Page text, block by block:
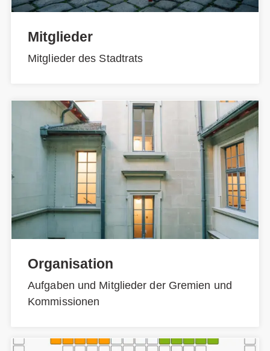
Mitglieder
Mitglieder des Stadtrats
Organisation
Aufgaben und Mitglieder der Gremien und
Kommissionen